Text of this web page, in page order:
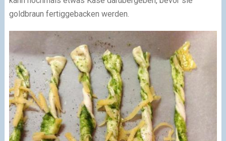
goldbraun fertiggebacken werden.